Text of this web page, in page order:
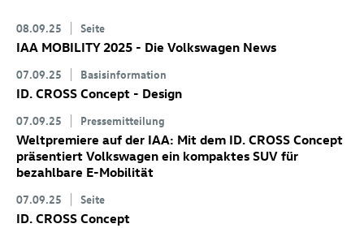
08.09.25 Seite
IAA MOBILITY 2025 - Die Volkswagen News
07.09.25 Basisinformation
ID. CROSS Concept - Design
07.09.25 Pressemitteilung
Weltpremiere auf der IAA: Mit dem ID. CROSS Concept
präsentiert Volkswagen ein kompaktes SUV für
bezahlbare E-Mobilität
07.09.25 Seite
ID. CROSS Concept